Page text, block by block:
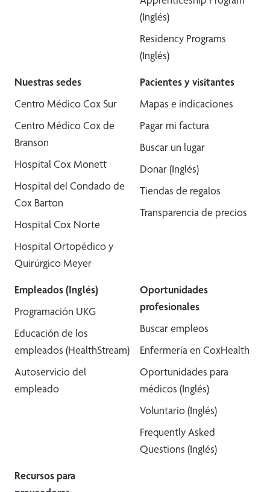
(Inglés)
Residency Programs
(Inglés)
Nuestras sedes
Centro Médico Cox Sur
Centro Médico Cox de
Branson
Hospital Cox Monett
Hospital del Condado de
Cox Barton
Hospital Cox Norte
Hospital Ortopédico y
Quirúrgico Meyer
Pacientes y visitantes
Mapas e indicaciones
Pagar mi factura
Buscar un lugar
Donar (Inglés)
Tiendas de regalos
Transparencia de precios
Empleados (Inglés)
Programación UKG
Educación de los
empleados (HealthStream)
Autoservicio del
empleado
Oportunidades
profesionales
Buscar empleos
Enfermería en CoxHealth
Oportunidades para
médicos (Inglés)
Voluntario (Inglés)
Frequently Asked
Questions (Inglés)
Recursos para